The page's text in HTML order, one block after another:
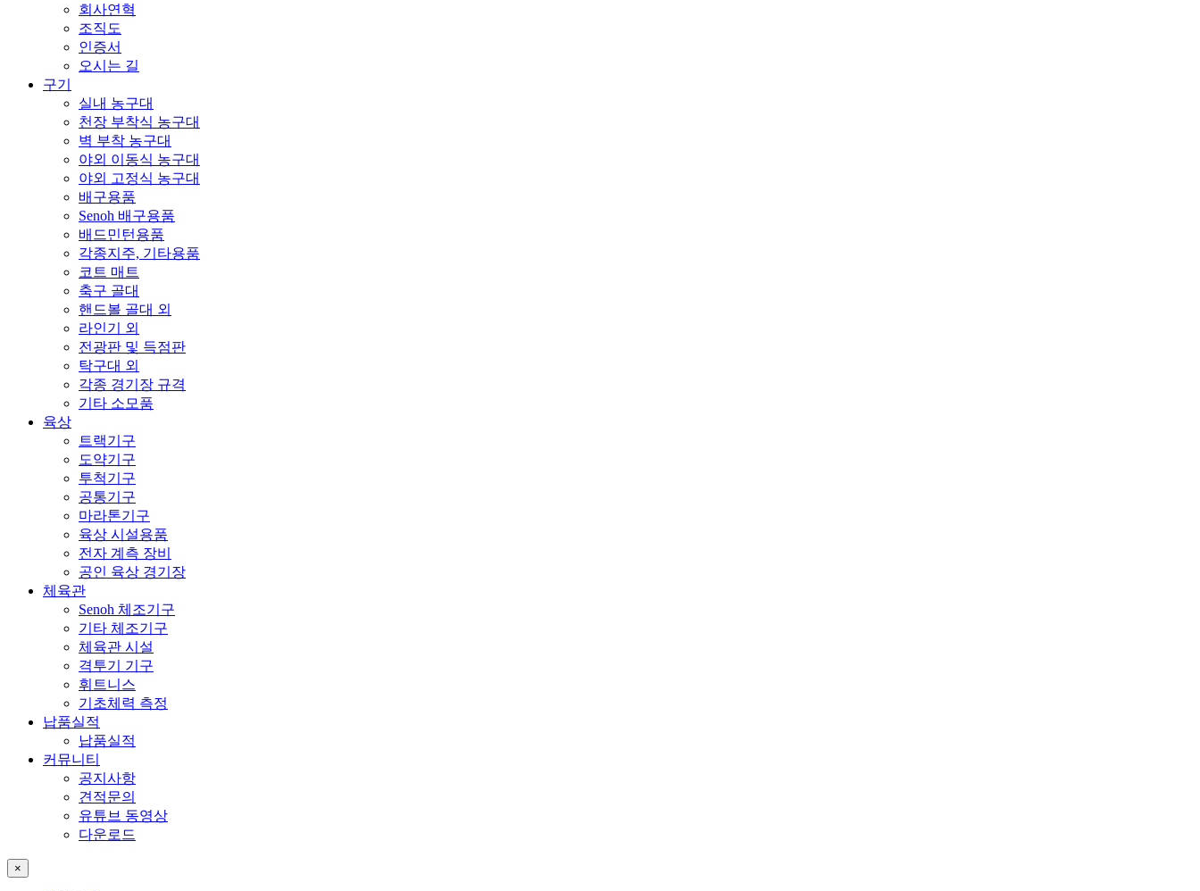
회사연혁
조직도
인증서
오시는 길
구기
실내 농구대
천장 부착식 농구대
벽 부착 농구대
야외 이동식 농구대
야외 고정식 농구대
배구용품
Senoh 배구용품
배드민턴용품
각종지주, 기타용품
코트 매트
축구 골대
핸드볼 골대 외
라인기 외
전광판 및 득점판
탁구대 외
각종 경기장 규격
기타 소모품
육상
트랙기구
도약기구
투척기구
공통기구
마라톤기구
육상 시설용품
전자 계측 장비
공인 육상 경기장
체육관
Senoh 체조기구
기타 체조기구
체육관 시설
격투기 기구
휘트니스
기초체력 측정
납품실적
납품실적
커뮤니티
공지사항
견적문의
유튜브 동영상
다운로드
×